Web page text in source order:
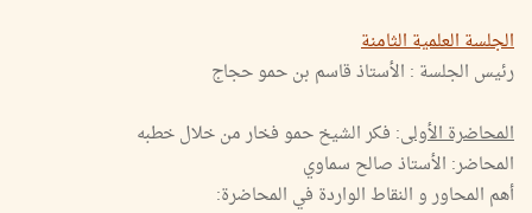
الجلسة العلمية الثامنة
رئيس الجلسة : الأستاذ قاسم بن حمو حجاج
المحاضرة الأولى: فكر الشيخ حمو فخار من خلال خطبه
المحاضر: الأستاذ صالح سماوي
أهم المحاور و النقاط الواردة في المحاضرة: